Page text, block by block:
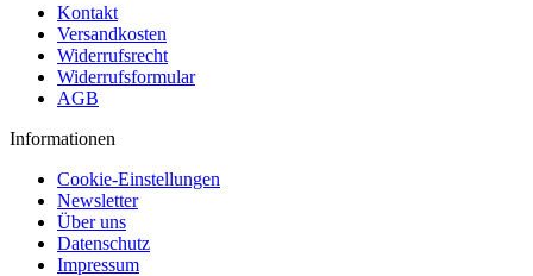
Kontakt
Versandkosten
Widerrufsrecht
Widerrufsformular
AGB
Informationen
Cookie-Einstellungen
Newsletter
Über uns
Datenschutz
Impressum